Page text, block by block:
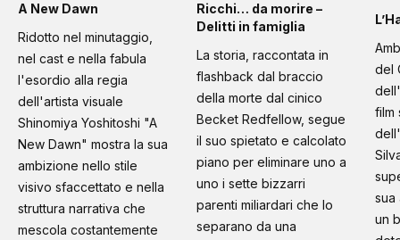
A New Dawn
Ridotto nel minutaggio,
nel cast e nella fabula
l'esordio alla regia
dell'artista visuale
Shinomiya Yoshitoshi "A
New Dawn" mostra la sua
ambizione nello stile
visivo sfaccettato e nella
struttura narrativa che
mescola costantemente
Ricchi… da morire –
Delitti in famiglia
La storia, raccontata in
flashback dal braccio
della morte dal cinico
Becket Redfellow, segue
il suo spietato e calcolato
piano per eliminare uno a
uno i sette bizzarri
parenti miliardari che lo
separano da una
del
film
sua
un